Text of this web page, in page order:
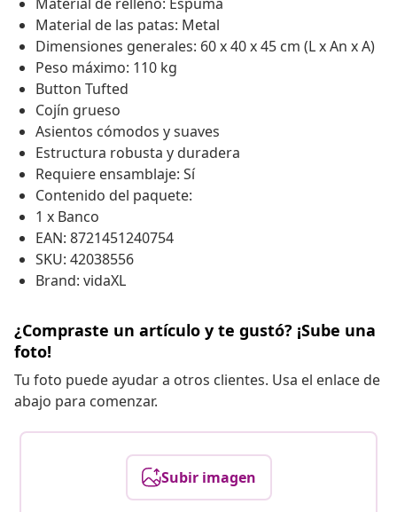
Material de las patas: Metal
Dimensiones generales: 60 x 40 x 45 cm (L x An x A)
Peso máximo: 110 kg
Button Tufted
Cojín grueso
Asientos cómodos y suaves
Estructura robusta y duradera
Requiere ensamblaje: Sí
Contenido del paquete:
1 x Banco
EAN: 8721451240754
SKU: 42038556
Brand: vidaXL
¿Compraste un artículo y te gustó? ¡Sube una
foto!
Tu foto puede ayudar a otros clientes. Usa el enlace de
abajo para comenzar.
Subir imagen